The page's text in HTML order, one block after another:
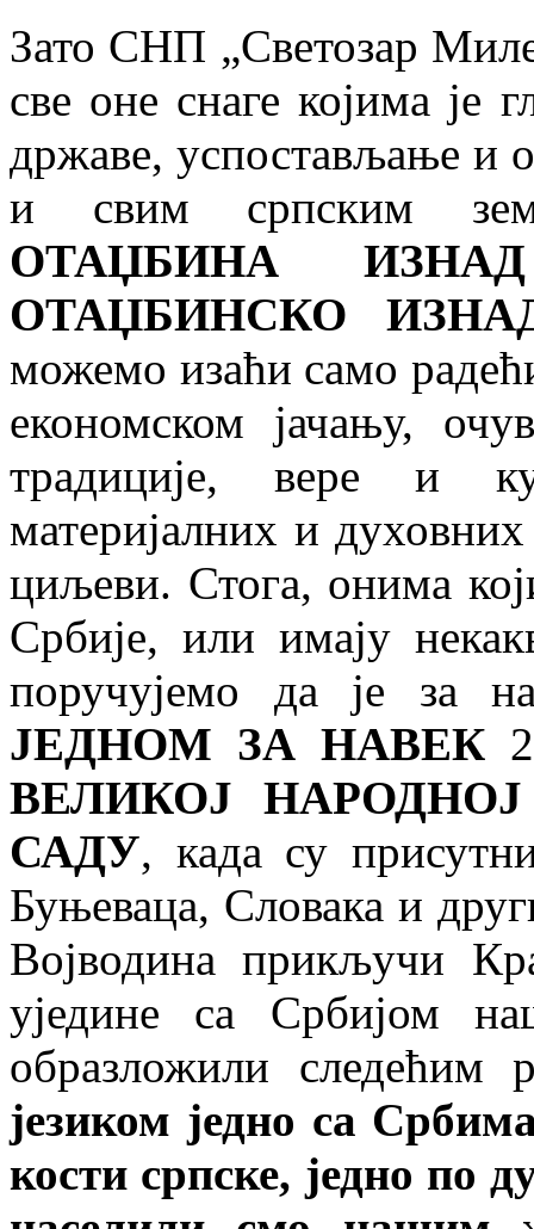
Зато СНП „Светозар
све оне снаге којима је
државе, успостављање и
и свим српским
ОТАЏБИНА
ОТАЏБИНСКО
можемо изаћи само
економском јачању,
традиције, вере и
материјалних и
циљеви. Стога, онима
Србије, или имају
поручујемо да је за
ЈЕДНОМ ЗА НАВЕК
ВЕЛИКОЈ
САДУ, када су
Буњеваца, Словака и
Војводина прикључи
уједине са Србијом
образложили следећим
језиком једно са
кости српске, једно по